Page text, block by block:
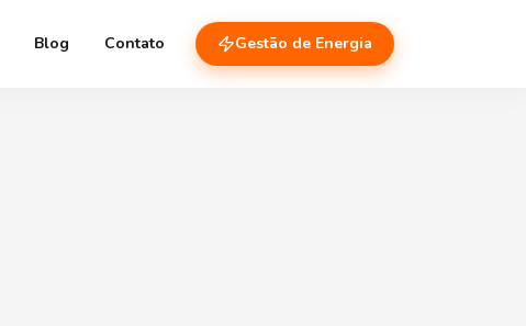
Blog Contato Gestão de Energia